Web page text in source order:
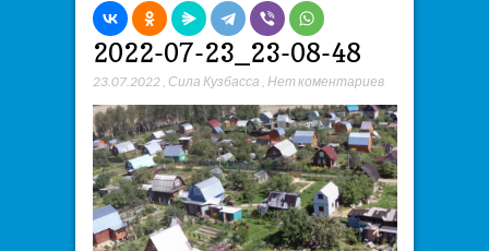
2022-07-23_23-08-48
23.07.2022, Сила Кузбасса Нет коментариев